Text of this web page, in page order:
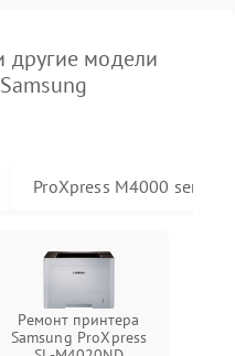
модели
ProXpress M4000 series
Ремонт принтера
Samsung ProXpress